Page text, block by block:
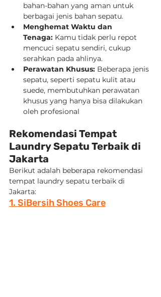
bahan-bahan yang aman untuk
berbagai jenis bahan sepatu.
Menghemat Waktu dan
Tenaga: Kamu tidak perlu repot
mencuci sepatu sendiri, cukup
serahkan pada ahlinya.
Perawatan Khusus: Beberapa jenis
sepatu, seperti sepatu kulit atau
suede, membutuhkan perawatan
khusus yang hanya bisa dilakukan
oleh profesional
Rekomendasi Tempat
Laundry Sepatu Terbaik di
Jakarta
Berikut adalah beberapa rekomendasi
tempat laundry sepatu terbaik di
Jakarta:
1. SiBersih Shoes Care